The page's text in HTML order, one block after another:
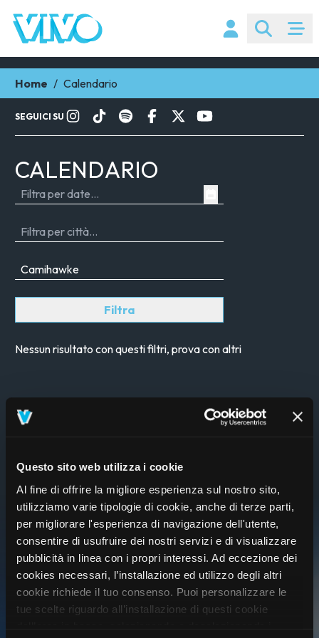
Questo sito web utilizza i cookie
Al fine di offrire la migliore esperienza sul nostro sito,
utilizziamo varie tipologie di cookie, anche di terze parti,
per migliorare l'esperienza di navigazione dell'utente,
consentire di usufruire dei nostri servizi e di visualizzare
pubblicità in linea con i propri interessi. Ad eccezione dei
cookies necessari, l’installazione ed utilizzo degli altri
cookie richiede il tuo consenso. Puoi personalizzare le
tue scelte riguardo all’installazione di questi cookie
Home / Calendario
SEGUICI SU
CALENDARIO
Filtra
Nessun risultato con questi filtri, prova con altri
ISCRIVITI AL VIVO CLUB